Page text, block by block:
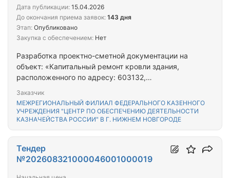
Новгород, Кремль, корпус 1а (литера А)),
расположенного по адресу: 603082,
Нижегородская область, г. Нижний Новгород,
тер.Кремль, корп. 1А, пом. П2 (УФК НН); Оказание
работам: "Монтаж автоматического
диспетчерского управления в помещениях
серверных в рамках капитального ремонта,
расположенных по адресу: г. Нижний Новгород, ул.
Грузинская, д. 48" (УФК НН);
Разработка проектно-сметной документации на
объект: «Капитальный ремонт кровли здания,
расположенного по адресу: 603132,
Делегатская, д. 118» (ЦОКР)
Заказчик
МЕЖРЕГИОНАЛЬНЫЙ ФИЛИАЛ ФЕДЕРАЛЬНОГО КАЗЕННОГО
УЧРЕЖДЕНИЯ "ЦЕНТР ПО ОБЕСПЕЧЕНИЮ ДЕЯТЕЛЬНОСТИ
КАЗНАЧЕЙСТВА РОССИИ" В Г. НИЖНЕМ НОВГОРОДЕ
Дата публикации: 15.04.2026
До окончания приема заявок: 143 дня
Этап: Опубликовано
Закупка с обеспечением: Нет
Тендер
№202608321000046001000019